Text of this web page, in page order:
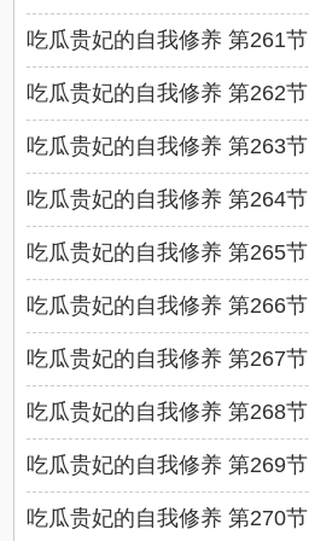
吃瓜贵妃的自我修养 第261节
吃瓜贵妃的自我修养 第262节
吃瓜贵妃的自我修养 第263节
吃瓜贵妃的自我修养 第264节
吃瓜贵妃的自我修养 第265节
吃瓜贵妃的自我修养 第266节
吃瓜贵妃的自我修养 第267节
吃瓜贵妃的自我修养 第268节
吃瓜贵妃的自我修养 第269节
吃瓜贵妃的自我修养 第270节